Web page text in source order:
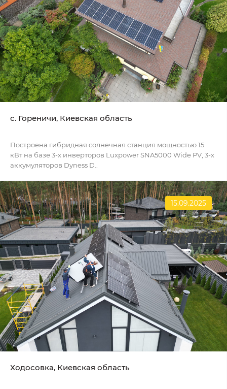
c. Гореничи, Киевская область
Построена гибридная солнечная станция мощностью 15
кВт на базе 3-х инверторов Luxpower SNA5000 Wide PV, 3-х
аккумуляторов Dyness D..
15.09.2025
Ходосовка, Киевская область